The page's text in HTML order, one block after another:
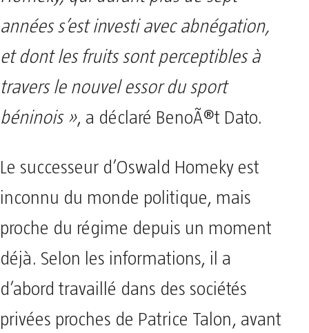
années s’est investi avec abnégation,
et dont les fruits sont perceptibles à
travers le nouvel essor du sport
béninois », a déclaré BenoÃ®t Dato.
Le successeur d’Oswald Homeky est
inconnu du monde politique, mais
proche du régime depuis un moment
déjà. Selon les informations, il a
d’abord travaillé dans des sociétés
privées proches de Patrice Talon, avant